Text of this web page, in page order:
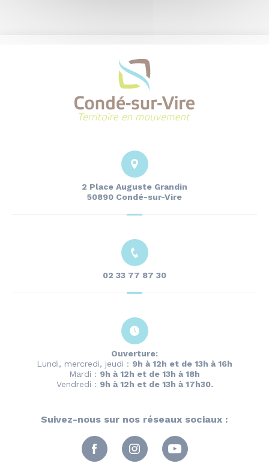
2 Place Auguste Grandin
50890 Condé-sur-Vire
02 33 77 87 30
Ouverture:
Lundi, mercredi, jeudi : 9h à 12h et de 13h à 16h
Mardi : 9h à 12h et de 13h à 18h
Vendredi : 9h à 12h et de 13h à 17h30.
Suivez-nous sur nos réseaux sociaux :